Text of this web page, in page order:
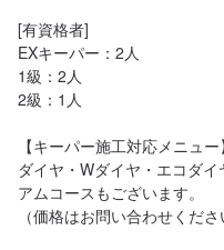
[有資格者]
EXキーパー：2人
1級：2人
2級：1人
【キーパー施工対応メニュー
ダイヤ・Wダイヤ・エコダ
アムコースもございます。
（価格はお問い合わせくださ